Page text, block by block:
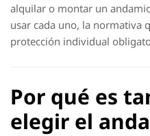
alquilar o montar un
usar cada uno, la normativa
protección individual
Por qué es
elegir el